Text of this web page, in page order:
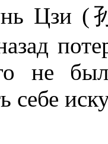
Цзи (
не
себе